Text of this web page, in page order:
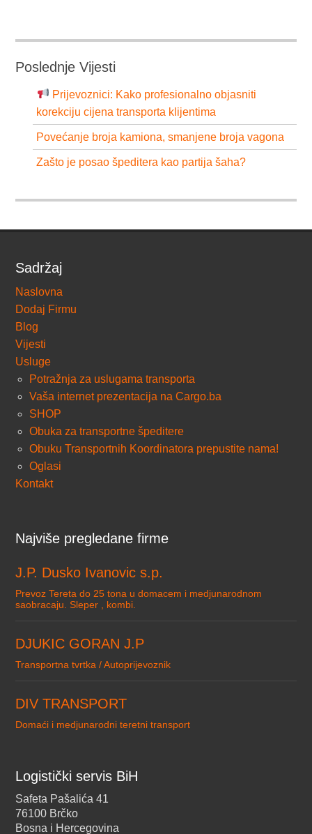
Poslednje Vijesti
Prijevoznici: Kako profesionalno objasniti
korekciju cijena transporta klijentima
Povećanje broja kamiona, smanjene broja vagona
Zašto je posao špeditera kao partija šaha?
Sadržaj
Naslovna
Dodaj Firmu
Blog
Vijesti
Usluge
Potražnja za uslugama transporta
Vaša internet prezentacija na Cargo.ba
SHOP
Obuka za transportne špeditere
Obuku Transportnih Koordinatora prepustite nama!
Oglasi
Kontakt
Najviše pregledane firme
J.P. Dusko Ivanovic s.p.
Prevoz Tereta do 25 tona u domacem i medjunarodnom
saobracaju. Sleper , kombi.
DJUKIC GORAN J.P
Transportna tvrtka / Autoprijevoznik
DIV TRANSPORT
Domaći i medjunarodni teretni transport
Logistički servis BiH
Safeta Pašalića 41
76100 Brčko
Bosna i Hercegovina